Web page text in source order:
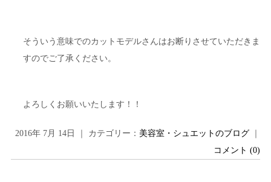
そういう意味でのカットモデルさんはお断りさせていただきま
すのでご了承ください。
よろしくお願いいたします！！
2016年 7月 14日 ｜ カテゴリー： 美容室・シュエットのブログ
コメント (0)